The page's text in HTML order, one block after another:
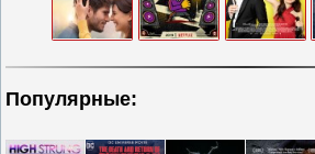
Популярные: